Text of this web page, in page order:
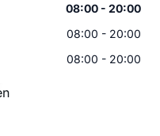
08:00 - 20:00
08:00 - 20:00
08:00 - 20:00